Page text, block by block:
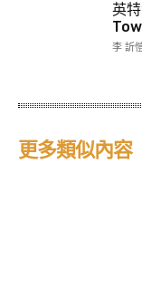
英
李 訢
更多類似內容